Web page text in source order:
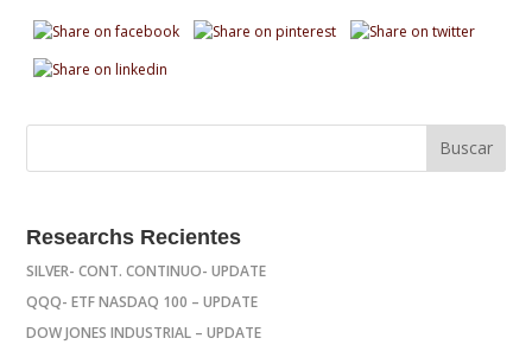
Researchs Recientes
SILVER- CONT. CONTINUO- UPDATE
QQQ- ETF NASDAQ 100 – UPDATE
DOW JONES INDUSTRIAL – UPDATE